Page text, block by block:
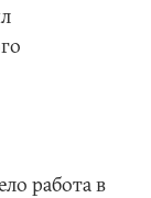
работа в